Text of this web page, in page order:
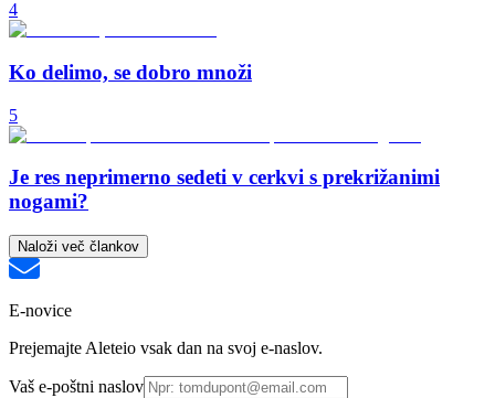
4
Ko delimo, se dobro množi
5
Je res neprimerno sedeti v cerkvi s prekrižanimi
nogami?
Naloži več člankov
E-novice
Prejemajte Aleteio vsak dan na svoj e-naslov.
Vaš e-poštni naslov